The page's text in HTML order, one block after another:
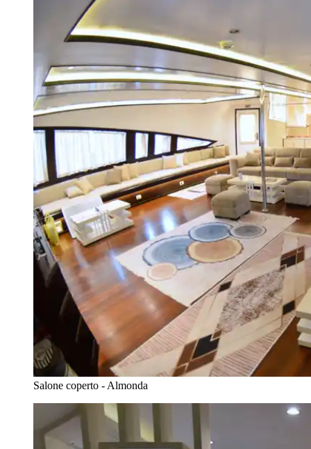
Salone coperto - Almonda